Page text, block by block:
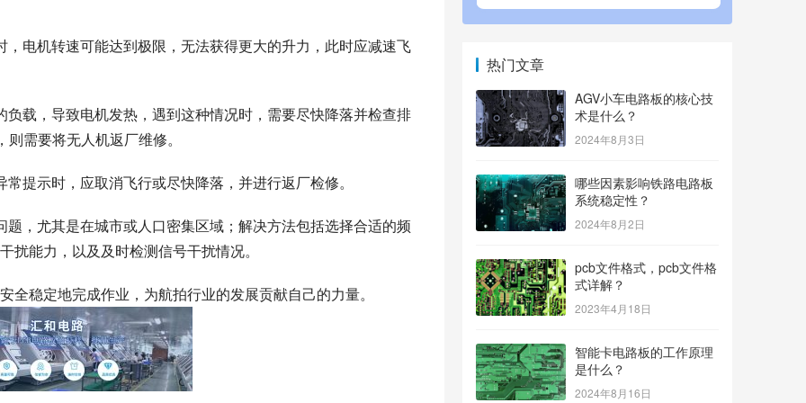
电机转速可能达到极限，无法获得更大的升力，此时应减速飞
载，导致电机发热，遇到这种情况时，需要尽快降落并检查排
需要将无人机返厂维修。
提示时，应取消飞行或尽快降落，并进行返厂检修。
，尤其是在城市或人口密集区域；解决方法包括选择合适的频
能力，以及及时检测信号干扰情况。
全稳定地完成作业，为航拍行业的发展贡献自己的力量。
热门文章
AGV小车电路板的核心技
术是什么？
2024年8月3日
哪些因素影响铁路电路板
系统稳定性？
2024年8月2日
pcb文件格式，pcb文件格
式详解？
2023年4月18日
智能卡电路板的工作原理
是什么？
2024年8月16日